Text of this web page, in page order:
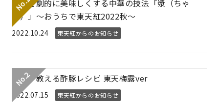
素材を劇的に美味しくする中華の技法「漿（ちゃ
ん）」～おうちで東天紅2022秋～
2022.10.24 東天紅からのお知らせ
プロが教える酢豚レシピ 東天梅露ver
2022.07.15 東天紅からのお知らせ